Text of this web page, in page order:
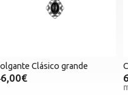
Colgante Concha de Santiago
6,00€